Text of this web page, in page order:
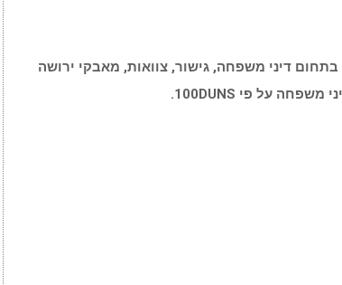
דיני משפחה, גישור, צוואות, מאבקי ירושה
משפחה על פי 100 DUNS
.